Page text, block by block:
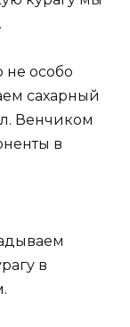
особо
сахарный
Венчиком
в
в